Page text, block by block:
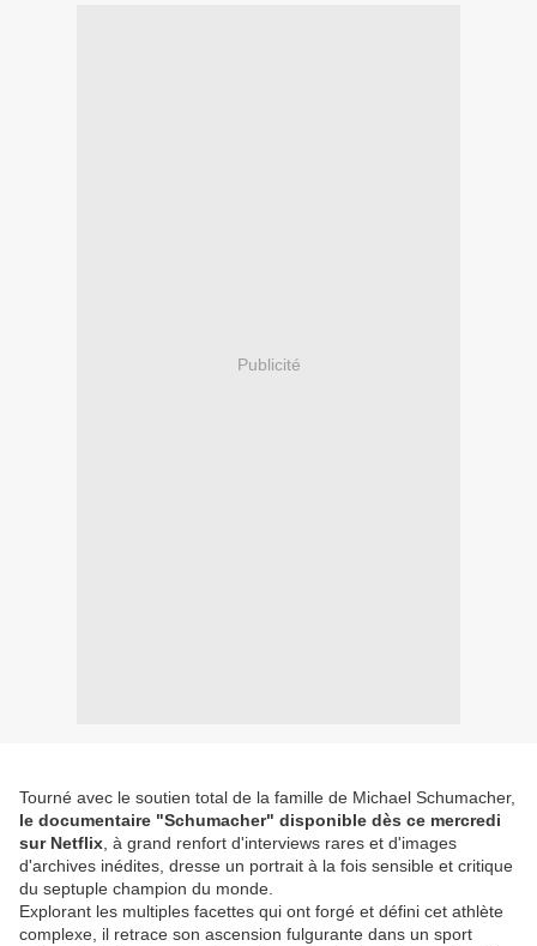
Publicité
Tourné avec le soutien total de la famille de Michael Schumacher,
le documentaire "Schumacher" disponible dès ce mercredi
sur Netflix , à grand renfort d'interviews rares et d'images
d'archives inédites, dresse un portrait à la fois sensible et critique
du septuple champion du monde.
Explorant les multiples facettes qui ont forgé et défini cet athlète
complexe, il retrace son ascension fulgurante dans un sport